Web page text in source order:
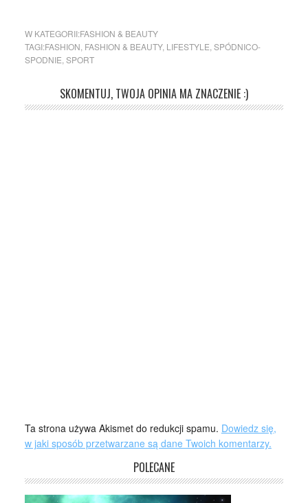
W KATEGORII:FASHION & BEAUTY
TAGI:FASHION FASHION & BEAUTY, LIFESTYLE SPÓDNICO-
SPODNIE SPORT
SKOMENTUJ, TWOJA OPINIA MA ZNACZENIE :)
Ta strona używa Akismet do redukcji spamu. Dowiedz się,
w jaki sposób przetwarzane są dane Twoich komentarzy.
POLECANE